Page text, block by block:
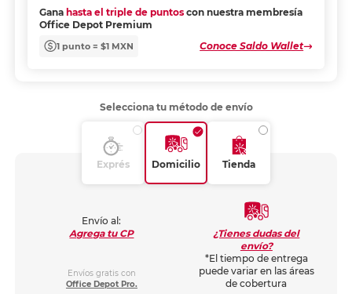
Gana hasta el triple de puntos con nuestra membresía
Office Depot Premium
1 punto = $1 MXN Conoce Saldo Wallet
Selecciona tu método de envío
Exprés Domicilio Tienda
Envío al:
Agrega tu CP
Envíos gratis con
Office Depot Pro.
¿Tienes dudas del
envío?
*El tiempo de entrega
puede variar en las áreas
de cobertura